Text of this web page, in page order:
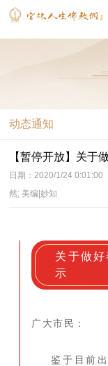
动态通知
【暂停开放】关于
日期：2020/1/24
然; 美编|妙知
关于做
示
广大市民：
鉴于目前